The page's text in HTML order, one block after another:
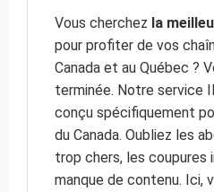
Vous cherchez la
pour profiter de vos
Canada et au Québec ?
terminée. Notre service
conçu spécifiquement
du Canada. Oubliez les
trop chers, les
manque de contenu. Ici,